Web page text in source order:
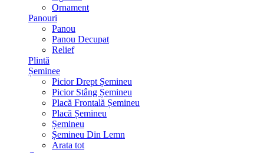
Ornament
Panouri
Panou
Panou Decupat
Relief
Plintă
Șeminee
Picior Drept Șemineu
Picior Stâng Șemineu
Placă Frontală Șemineu
Placă Șemineu
Șemineu
Șemineu Din Lemn
Arata tot